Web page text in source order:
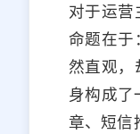
对于运营
命题在于
然直观
身构成了
章、短信